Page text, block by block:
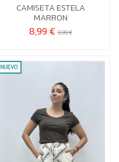
CAMISETA ESTELA
MARRON
8,99 €9,99 €
 Añadir al carrito
NUEVO